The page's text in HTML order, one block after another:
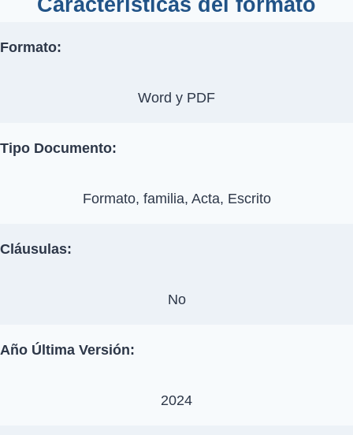
Formato:
Word y PDF
Tipo Documento:
Formato, familia, Acta, Escrito
Cláusulas:
No
Año Última Versión:
2024